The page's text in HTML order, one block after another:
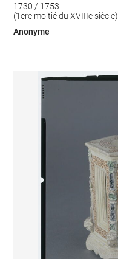
1730 / 1753
(1ere moitié du XVIIIe siècle)
Anonyme